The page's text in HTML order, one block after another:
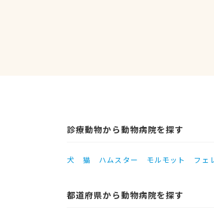
診療動物から動物病院を探す
犬 猫 ハムスター モルモット フェ
都道府県から動物病院を探す